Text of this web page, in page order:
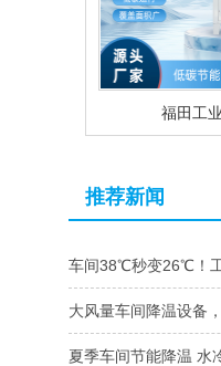
福田工
推荐新闻
车间38℃秒变26℃！
大风量车间降温设备
夏季车间节能降温